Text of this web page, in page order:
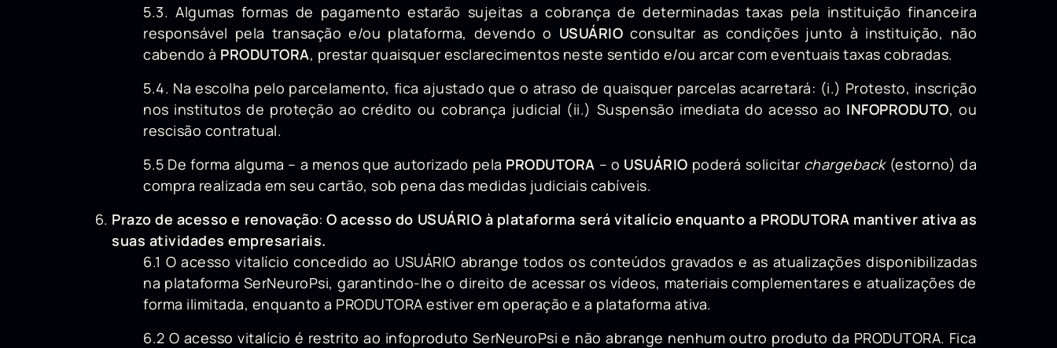
5.3. Algumas formas de pagamento estarão sujeitas a cobrança de determinadas taxas pela instituição financeira
responsável pela transação e/ou plataforma, devendo o USUÁRIO consultar as condições junto à instituição, não
cabendo à PRODUTORA, prestar quaisquer esclarecimentos neste sentido e/ou arcar com eventuais taxas cobradas.
5.4. Na escolha pelo parcelamento, fica ajustado que o atraso de quaisquer parcelas acarretará: (i.) Protesto, inscrição
nos institutos de proteção ao crédito ou cobrança judicial (ii.) Suspensão imediata do acesso ao INFOPRODUTO, ou
rescisão contratual.
5.5 De forma alguma – a menos que autorizado pela PRODUTORA – o USUÁRIO poderá solicitar chargeback(estorno) da
compra realizada em seu cartão, sob pena das medidas judiciais cabíveis.
Prazo de acesso e renovação:O acesso do USUÁRIO à plataforma será vitalício enquanto a PRODUTORA mantiver ativa as
suas atividades empresariais.
6.1 O acesso vitalício concedido ao USUÁRIO abrange todos os conteúdos gravados e as atualizações disponibilizadas
na plataforma SerNeuroPsi, garantindo-lhe o direito de acessar os vídeos, materiais complementares e atualizações de
forma ilimitada, enquanto a PRODUTORA estiver em operação e a plataforma ativa.
6.2 O acesso vitalício é restrito ao infoproduto SerNeuroPsi e não abrange nenhum outro produto da PRODUTORA. Fica